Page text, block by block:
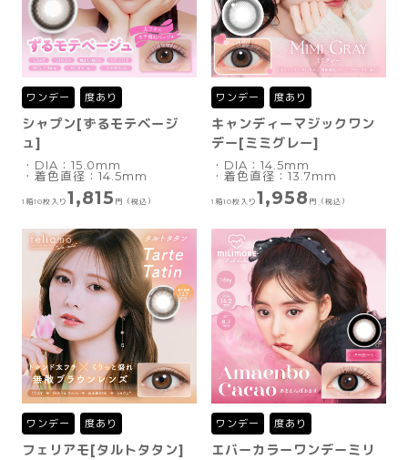
ワンデー 度あり
シャプン[ずるモテベージ
ュ]
・DIA：15.0mm
・着色直径：14.5mm
1箱10枚入り 1,815 円（税込）
ワンデー 度あり
キャンディーマジックワン
デー[ミミグレー]
・DIA：14.5mm
・着色直径：13.7mm
1箱10枚入り 1,958 円（税込）
ワンデー 度あり
フェリアモ[タルトタタン]
ワンデー 度あり
エバーカラーワンデーミリ